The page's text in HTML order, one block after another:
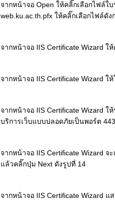
จากหน้าจอ Open ให้คลิ๊กเลือกไฟล์ใ
web.ku.ac.th.pfx ให้คลิ๊กเลือกไฟล์ดั
จากหน้าจอ IIS Certificate Wizard ใ
จากหน้าจอ IIS Certificate Wizard
จากหน้าจอ IIS Certificate Wizard
บริการเว็บแบบปลอดภัยเป็นพอร์ต
จากหน้าจอ IIS Certificate Wizard
แล้วคลิ๊กปุ่ม Next ดังรูปที่ 14
จากหน้าจอ IIS Certificate Wizard